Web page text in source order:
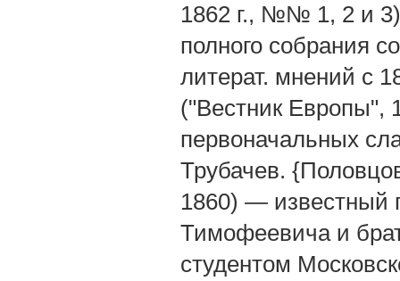
1862 г., №№ 1, 2 и
полного собрания
литерат. мнений с
("Вестник
первоначальных
Трубачев.
1860) — известный
Тимофеевича и
студентом